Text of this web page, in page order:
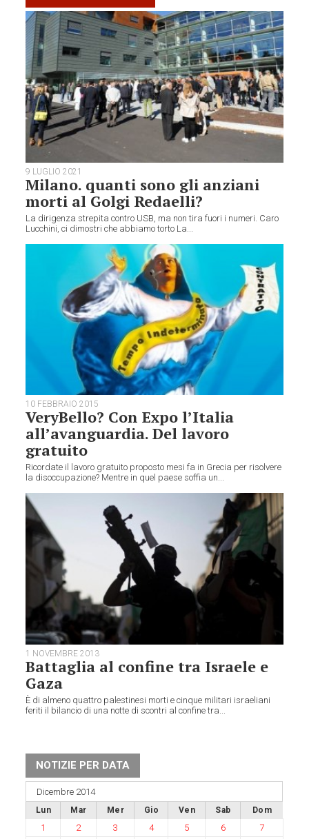
9 LUGLIO 2021
Milano. quanti sono gli anziani
morti al Golgi Redaelli?
La dirigenza strepita contro USB, ma non tira fuori i numeri. Caro
Lucchini, ci dimostri che abbiamo torto La...
10 FEBBRAIO 2015
VeryBello? Con Expo l’Italia
all’avanguardia. Del lavoro
gratuito
Ricordate il lavoro gratuito proposto mesi fa in Grecia per risolvere
la disoccupazione? Mentre in quel paese soffia un...
1 NOVEMBRE 2013
Battaglia al confine tra Israele e
Gaza
È di almeno quattro palestinesi morti e cinque militari israeliani
feriti il bilancio di una notte di scontri al confine tra...
NOTIZIE PER DATA
Dicembre 2014
Lun Mar Mer Gio Ven Sab Dom
1 2 3 4 5 6
7